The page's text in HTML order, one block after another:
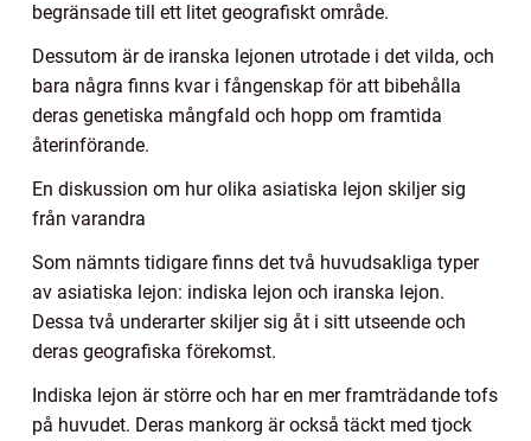
begränsade till ett litet geografiskt område.
Dessutom är de iranska lejonen utrotade i det vilda, och
bara några finns kvar i fångenskap för att bibehålla
deras genetiska mångfald och hopp om framtida
återinförande.
En diskussion om hur olika asiatiska lejon skiljer sig
från varandra
Som nämnts tidigare finns det två huvudsakliga typer
av asiatiska lejon: indiska lejon och iranska lejon.
Dessa två underarter skiljer sig åt i sitt utseende och
deras geografiska förekomst.
Indiska lejon är större och har en mer framträdande tofs
på huvudet. Deras mankorg är också täckt med tjock